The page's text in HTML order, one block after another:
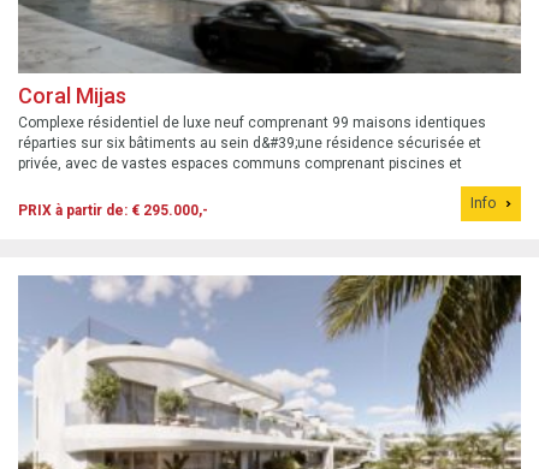
Coral Mijas
Complexe résidentiel de luxe neuf comprenant 99 maisons identiques
réparties sur six bâtiments au sein d&#39;une résidence sécurisée et
privée, avec de vastes espaces communs comprenant piscines et
PRIX à partir de: € 295.000,-
Info